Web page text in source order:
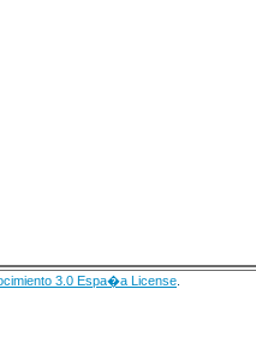
3.0 Espa�a License